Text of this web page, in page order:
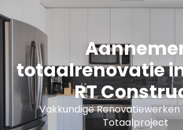
totaalrenovatie
RT
Vakkundige
Totaalproject